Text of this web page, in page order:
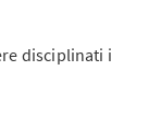
disciplinati i